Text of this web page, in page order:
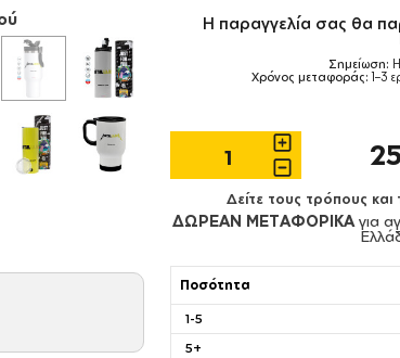
Η παραγγελία σας θα
Σημείωση:
Χρόνος μεταφοράς: 1–3
Δείτε τους τρόπους
ΔΩΡΕΑΝ ΜΕΤΑΦΟΡΙΚΑ για
Ποσότητα
1-5
5+